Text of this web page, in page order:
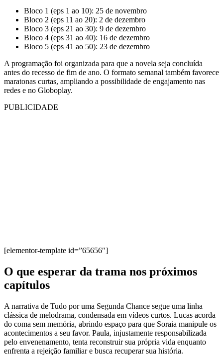
Bloco 1 (eps 1 ao 10): 25 de novembro
Bloco 2 (eps 11 ao 20): 2 de dezembro
Bloco 3 (eps 21 ao 30): 9 de dezembro
Bloco 4 (eps 31 ao 40): 16 de dezembro
Bloco 5 (eps 41 ao 50): 23 de dezembro
A programação foi organizada para que a novela seja concluída
antes do recesso de fim de ano. O formato semanal também favorece
maratonas curtas, ampliando a possibilidade de engajamento nas
redes e no Globoplay.
PUBLICIDADE
[elementor-template id=”65656″]
O que esperar da trama nos próximos
capítulos
A narrativa de Tudo por uma Segunda Chance segue uma linha
clássica de melodrama, condensada em vídeos curtos. Lucas acorda
do coma sem memória, abrindo espaço para que Soraia manipule os
acontecimentos a seu favor. Paula, injustamente responsabilizada
pelo envenenamento, tenta reconstruir sua própria vida enquanto
enfrenta a rejeição familiar e busca recuperar sua história.